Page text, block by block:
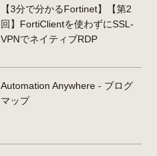
【3分で分かるFortinet】【第2
回】FortiClientを使わずにSSL-
VPNでネイティブRDP
Automation Anywhere - ブログ
マップ